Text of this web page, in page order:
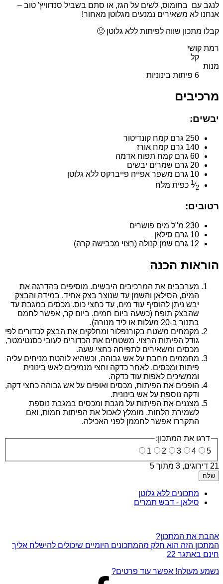
לנגב עם בחומוס, לשים על הגז, או סתם בשביל סנדוויץ' טוב –
אנחנו לא משאירים נמנעים מגלוטן מאחור!
קבלו מתכון שווה לפיתות ללא גלוטן 🙂
רמת קושי
קל
מנות
6 פיתות בינוניות
מרכיבים
יבשים:
250 גרם קמח קונדיטור
140 גרם קמח אורז
60 גרם קמח תפוח אדמה
20 גרם שמרים יבשים
10 גרם משפר אפייה פייברקס ללא גלוטן
1⁄2 כפית מלח
רטובים:
230 מ"ל מים פושרים
10 גרם סילאן
12 גרם שמן קנולה (רצוי מכבישה קרה)
הוראות הכנה
מערבבים את המרכיבים היבשים. מוסיפים בהדרגה את
המים, הסילאן והשמן עד שנוצר בצק אחיד. במידה והבצק
יבש ניתן להוסיף עוד מים, עד כחצי כוס. מכסים במגבת עד
שהבצק תופח (כשעה ביום חמים. ביום קר, אפשר לחמם
בתנור ב-20 מעלות או ליד מנורה).
מקמחים משטח בקורנפלור ומחלקים את הבצק לכדורים לפי
גודל הפיתות הרצוי. משטחים את הכדורים לעובי כסנטימטר,
מכסים ומשאירים לתפיחה כחצי שעה.
מחממים מחבת על אש גבוהה, וכשהיא לוהטת מניחים עליה
פיתות ומכסים. לאחר כדקה וחצי מנמיכים לאש בינונית
וממשיכים לאפות עוד כדקה.
הופכים את הפיתות, מכסים ואופים על אש גבוהה כחצי דקה,
ודקה נוספת על אש בינונית.
מצננים את הפיתות על מגבת ומכסים במגבת נוספת
לשמירת הלחות. מומלץ לאכול את הפיתות חמות, ואם
התקררו אפשר לחממן לפני האכילה.
דרגו את המתכון:
5
4
3
2
1
21 דירוגים
, 3 מתוך 5
שלח
מתכונים ללא גלוטן
סילאן - דבש תמרים
אהבת את המתכון?
המתכון הזה הוא חלק מהמתכונים היומיים שיכולים להישלח אליך
חינם באתגר 22
נשמע מעולה! אפשר עוד פרטים?